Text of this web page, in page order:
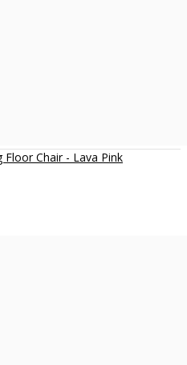
Floor Chair - Lava Pink